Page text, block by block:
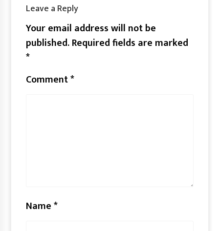
Leave a Reply
Your email address will not be
published.Required fields are marked
*
Comment*
Name*